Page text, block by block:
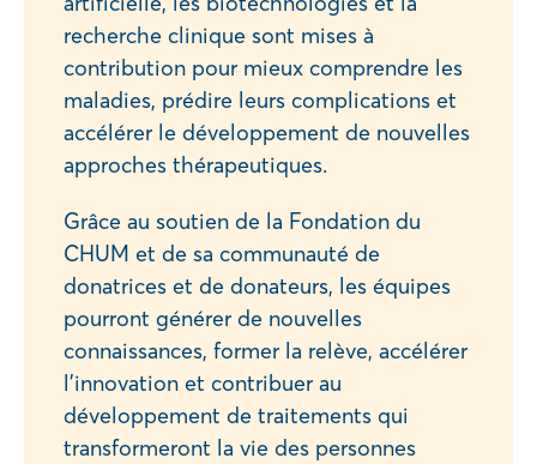
recherche clinique sont mises à
contribution pour mieux comprendre les
maladies, prédire leurs complications et
accélérer le développement de nouvelles
approches thérapeutiques.
Grâce au soutien de la Fondation du
CHUM et de sa communauté de
donatrices et de donateurs, les équipes
pourront générer de nouvelles
connaissances, former la relève, accélérer
l’innovation et contribuer au
développement de traitements qui
transformeront la vie des personnes